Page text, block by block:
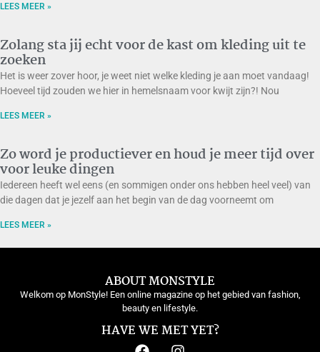
LEES MEER »
Zolang sta jij echt voor de kast om kleding uit te
zoeken
Het is weer zover hoor, je weet niet welke kleding je aan moet vandaag!
Hoeveel tijd zouden we hier in hemelsnaam voor kwijt zijn?! Nou
LEES MEER »
Zo word je productiever en houd je meer tijd over
voor leuke dingen
Iedereen heeft wel eens (en sommigen onder ons hebben heel veel) van
die dagen dat je jezelf aan het begin van de dag voorneemt om
LEES MEER »
ABOUT MONSTYLE
Welkom op MonStyle! Een online magazine op het gebied van fashion,
beauty en lifestyle.
HAVE WE MET YET?